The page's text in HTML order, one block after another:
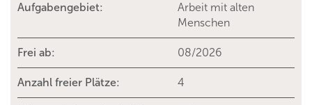
Aufgabengebiet:
Arbeit mit alten
Menschen
Frei ab: 08/2026
Anzahl freier Plätze: 4